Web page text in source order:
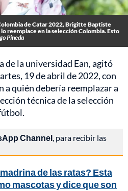
de Catar 2022, Brigitte Baptiste
reemplace en la selección Colombia. Esto
Pineda
la universidad Ean, agitó
19 de abril de 2022, con
a quién debería reemplazar a
técnica de la selección
Channel, para recibir las
de las ratas? Esta
mascotas y dice que son